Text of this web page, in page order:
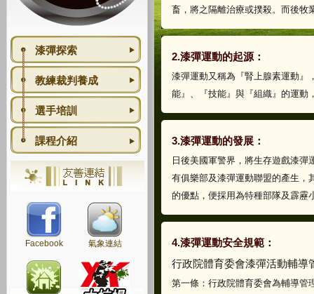
畜，將之隔離治療或撲殺。而後牧
2.漆彈運動的起源：
漆彈運動又稱為『腎上腺素運動』
能』、『技能』與『組織』的運動
3.漆彈運動的發展：
日後美國軍警界，將生存遊戲漆
有俱樂部及漆彈運動聯盟的產生，
的優點，便採用為特種部隊及霹靂
4.漆彈運動安全規範：
行政院體育委會漆彈活動輔導
第一條：行政院體育委會為輔導管
漆彈探索
教練裁判養成
選手培訓
課程介紹
Facebook 氣象連結